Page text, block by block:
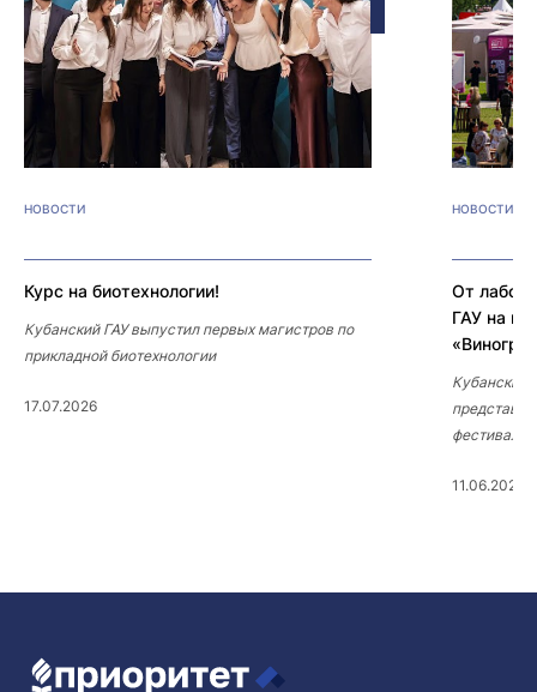
НОВОСТИ
Курс на биотехнологии!
Кубанский ГАУ выпустил первых магистров по
прикладной биотехнологии
17.07.2026
НОВОСТИ
От
ГАУ на
Кубанский
фестивале
11.06.2026